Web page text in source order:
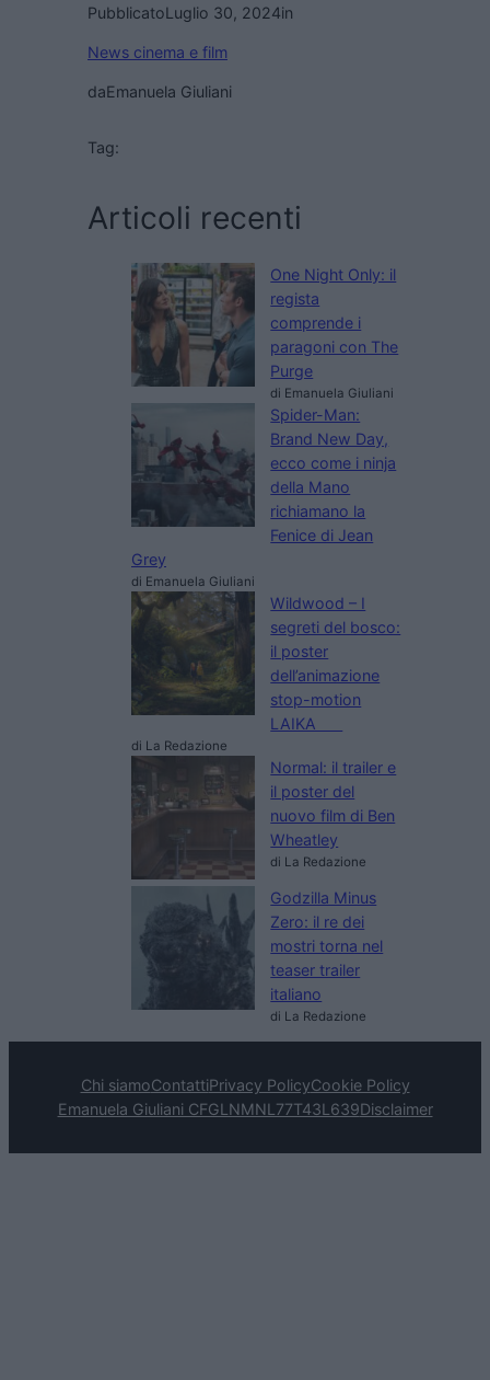
PubblicatoLuglio 30, 2024in
News cinema e film
daEmanuela Giuliani
Tag:
Articoli recenti
One Night Only: il
regista
comprende i
paragoni con The
Purge
di Emanuela Giuliani
Spider-Man:
Brand New Day,
ecco come i ninja
della Mano
richiamano la
Fenice di Jean
Grey
di Emanuela Giuliani
Wildwood – I
segreti del bosco:
il poster
dell’animazione
stop-motion
LAIKA
di La Redazione
Normal: il trailer e
il poster del
nuovo film di Ben
Wheatley
di La Redazione
Godzilla Minus
Zero: il re dei
mostri torna nel
teaser trailer
italiano
di La Redazione
Chi siamoContattiPrivacy PolicyCookie Policy
Emanuela Giuliani CFGLNMNL77T43L639Disclaimer